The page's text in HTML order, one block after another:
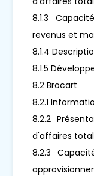
8.1.3
revenus et
8.1.4
8.1.5
8.2 Brocart
8.2.1
8.2.2
d'affaires total
8.2.3